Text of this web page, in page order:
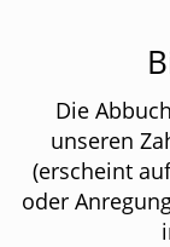
Die
unseren
(erscheint
oder